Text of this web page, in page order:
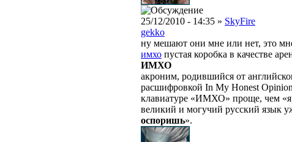
25/12/2010 - 14:35 » SkyFire
gekko
ну мешают они мне или нет, это
имхо пустая коробка в качестве
ИМХО
акроним, родившийся от
расшифровкой In My Honest
клавиатуре «ИМХО» проще, чем «я
великий и могучий русский язык
оспоришь».